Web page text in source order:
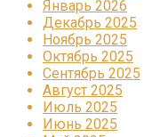
Январь 2026
Декабрь 2025
Ноябрь 2025
Октябрь 2025
Сентябрь 2025
Август 2025
Июль 2025
Июнь 2025